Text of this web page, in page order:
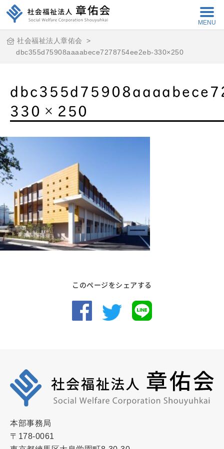
MENU
社会福祉法人章佑会
>
dbc355d75908aaaabece7278754ee2eb-330×250
330×250
このページをシェアする
本部事務局
〒178-0061